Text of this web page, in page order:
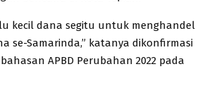
kecil dana segitu untuk menghandel
se-Samarinda,” katanya dikonfirmasi
APBD Perubahan 2022 pada